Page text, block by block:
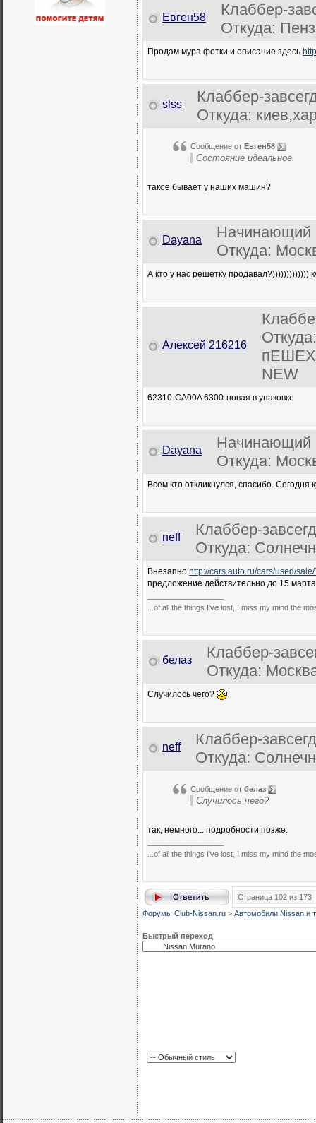
Евген58
Клаббер-
Откуда:
Продам мура фотки и описание здесь
slss
Клаббер-
Откуда:
Сообщение от Евген58
Состояние идеальное.
такое бывает у наших машин?
Dayana
Начинающий
Откуда:
А кто у нас решетку продавал?)))))))))))))
Алексей 216216
NEW
62310-CA00A 6300-новая в упаковке
Dayana
Начинающий
Откуда:
Всем кто откликнулся, спасибо. Сегодня
neff
Клаббер-
Откуда:
Внезапно http://cars.auto.ru/cars/used/
предложение действительно до 15
...of all the things I've lost, I miss my mind the
белаз
Клаббер-
Откуда:
Случилось чего?
neff
Клаббер-
Откуда:
Сообщение от белаз
Случилось чего?
так, немного... подробности позже.
...of all the things I've lost, I miss my mind the
Страница 102 из 173
Форумы Club-Nissan.ru > Автомобили Nissan и
Быстрый переход